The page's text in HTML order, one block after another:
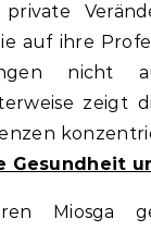
private
auf ihre
nicht
zeigt
Gesundheit
Miosga